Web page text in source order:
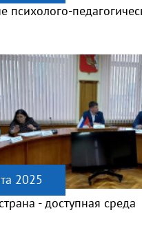
психолого-
2025
- доступная среда